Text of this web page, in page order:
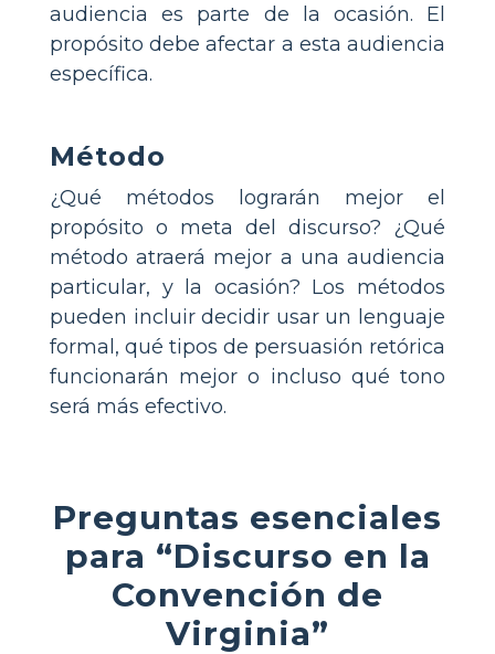
audiencia es parte de la ocasión. El
propósito debe afectar a esta audiencia
específica.
Método
¿Qué métodos lograrán mejor el
propósito o meta del discurso? ¿Qué
método atraerá mejor a una audiencia
particular, y la ocasión? Los métodos
pueden incluir decidir usar un lenguaje
formal, qué tipos de persuasión retórica
funcionarán mejor o incluso qué tono
será más efectivo.
Preguntas esenciales
para “Discurso en la
Convención de
Virginia”